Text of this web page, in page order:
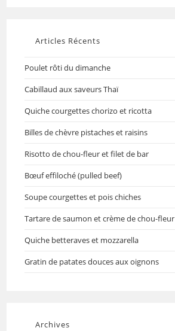
Articles Récents
Poulet rôti du dimanche
Cabillaud aux saveurs Thaï
Quiche courgettes chorizo et ricotta
Billes de chèvre pistaches et raisins
Risotto de chou-fleur et filet de bar
Bœuf effiloché (pulled beef)
Soupe courgettes et pois chiches
Tartare de saumon et crème de chou-fleur
Quiche betteraves et mozzarella
Gratin de patates douces aux oignons
Archives